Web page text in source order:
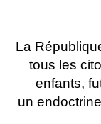
La
tous les
enfants,
un